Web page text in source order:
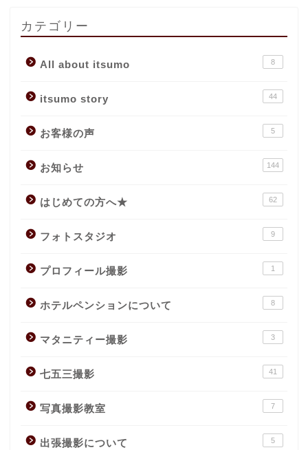
カテゴリー
All about itsumo 8
itsumo story 44
お客様の声 5
お知らせ 144
はじめての方へ★ 62
フォトスタジオ 9
プロフィール撮影 1
ホテルペンションについて 8
マタニティー撮影 3
七五三撮影 41
写真撮影教室 7
出張撮影について 5